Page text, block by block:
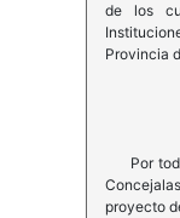
de los
Provincia
Por todo
proyecto